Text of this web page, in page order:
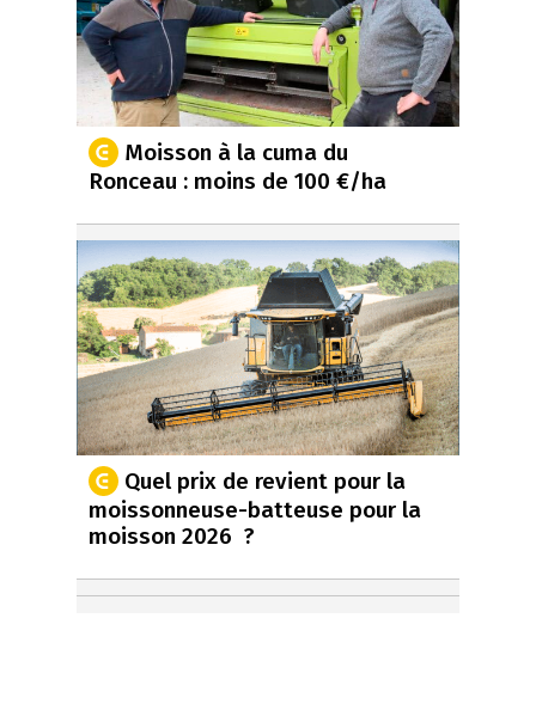
Moisson à la cuma du
Ronceau : moins de 100 €/ha
Quel prix de revient pour la
moissonneuse-batteuse pour la
moisson 2026 ?